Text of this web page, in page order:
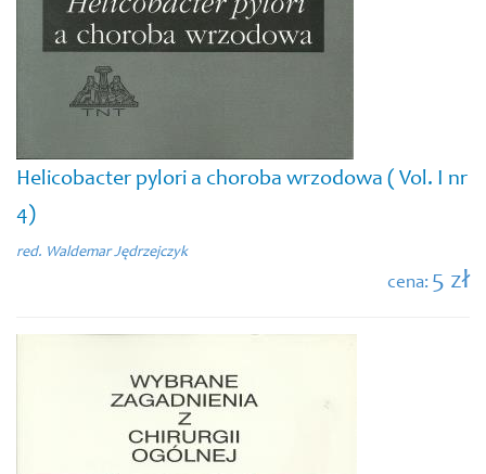
Helicobacter pylori a choroba wrzodowa ( Vol. I nr
4)
red. Waldemar Jędrzejczyk
cena: 5 zł